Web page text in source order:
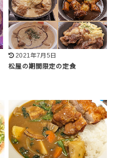
2021年7月5日
松屋の期間限定の定食